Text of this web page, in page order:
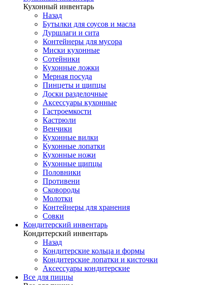
Кухонный инвентарь
Назад
Бутылки для соусов и масла
Дуршлаги и сита
Контейнеры для мусора
Миски кухонные
Сотейники
Кухонные ложки
Мерная посуда
Пинцеты и щипцы
Доски разделочные
Аксессуары кухонные
Гастроемкости
Кастрюли
Венчики
Кухонные вилки
Кухонные лопатки
Кухонные ножи
Кухонные щипцы
Половники
Противени
Сковороды
Молотки
Контейнеры для хранения
Совки
Кондитерский инвентарь
Кондитерский инвентарь
Назад
Кондитерские кольца и формы
Кондитерские лопатки и кисточки
Аксессуары кондитерские
Все для пиццы